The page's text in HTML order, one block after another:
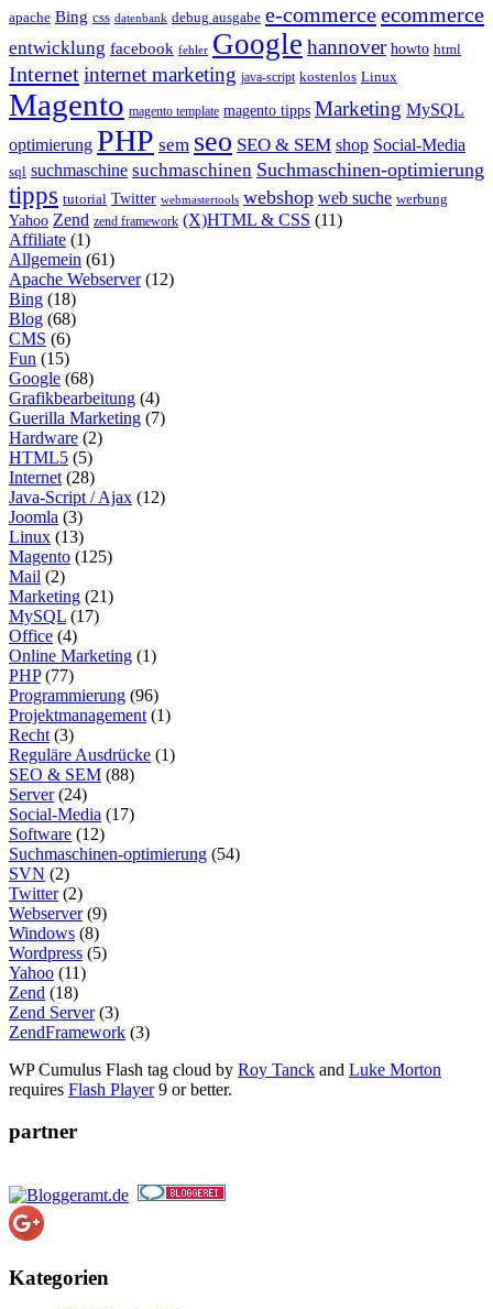
apache Bing css datenbank debug ausgabe e-commerceecommerce
entwicklung facebook fehler Google hannover howto html
Internetinternet marketing java-script kostenlos Linux
Magento magento template magento tipps Marketing MySQL
optimierung PHP sem seo SEO & SEM shop Social-Media
sql suchmaschine suchmaschinen Suchmaschinen-optimierung
tipps tutorial Twitter webmastertools webshop web suche werbung
Yahoo Zend zend framework (X)HTML & CSS (11)
Affiliate (1)
Allgemein (61)
Apache Webserver(12)
Bing (18)
Blog (68)
CMS (6)
Fun (15)
Google (68)
Grafikbearbeitung (4)
Guerilla Marketing (7)
Hardware (2)
HTML5 (5)
Internet (28)
Java-Script / Ajax (12)
Joomla (3)
Linux (13)
Magento (125)
Mail (2)
Marketing (21)
MySQL (17)
Office (4)
Online Marketing (1)
PHP(77)
Programmierung (96)
Projektmanagement (1)
Recht (3)
Reguläre Ausdrücke (1)
SEO & SEM (88)
Server(24)
Social-Media (17)
Software (12)
Suchmaschinen-optimierung (54)
SVN (2)
Twitter(2)
Webserver(9)
Windows (8)
Wordpress (5)
Yahoo (11)
Zend (18)
Zend Server(3)
ZendFramework (3)
WP Cumulus Flash tag cloud by Roy Tanck and Luke Morton
requires Flash Player9 or better.
partner
Kategorien